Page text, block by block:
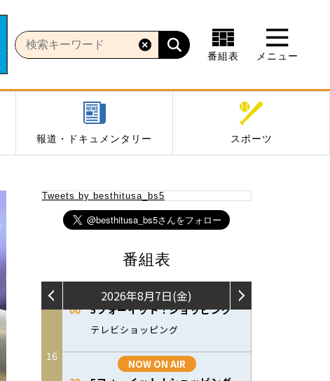
番組表 メニュー
報道・ドキュメンタリー スポーツ
Tweets by besthitusa_bs5
番組表